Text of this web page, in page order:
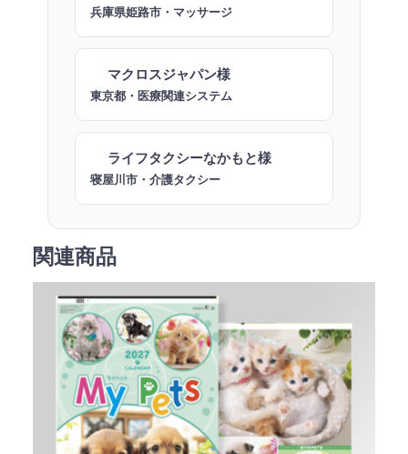
兵庫県姫路市・マッサージ
マクロスジャパン様
東京都・医療関連システム
ライフタクシーなかもと様
寝屋川市・介護タクシー
関連商品